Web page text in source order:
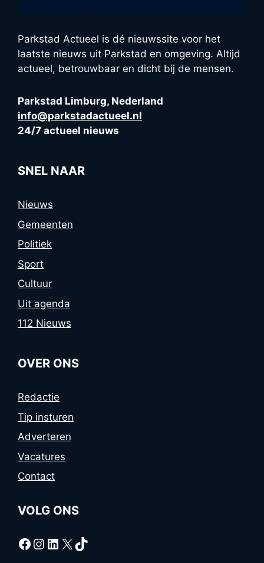
Parkstad Actueel is dé nieuwssite voor het
laatste nieuws uit Parkstad en omgeving. Altijd
actueel, betrouwbaar en dicht bij de mensen.
Parkstad Limburg, Nederland
info@parkstadactueel.nl
24/7 actueel nieuws
SNEL NAAR
Nieuws
Gemeenten
Politiek
Sport
Cultuur
Uit agenda
112 Nieuws
OVER ONS
Redactie
Tip insturen
Adverteren
Vacatures
Contact
VOLG ONS
Facebook
Instagram
LinkedIn
X TikTok